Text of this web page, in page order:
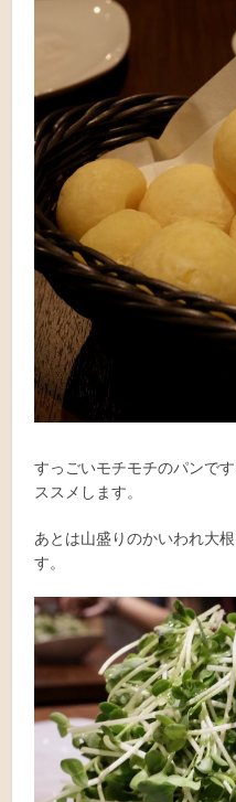
すっごいモチモチのパンで
ススメします。
あとは山盛りのかいわれ大
す。